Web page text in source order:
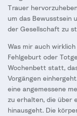
Trauer
um das Bewusstsein
der Gesellschaft zu
Was mir auch
Fehlgeburt oder
Wochenbett statt,
Vorgängen
eine angemessene
zu erhalten, die über
hinausgeht. Die